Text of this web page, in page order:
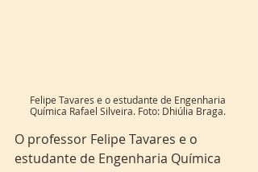
Felipe Tavares e o estudante de Engenharia
Química Rafael Silveira. Foto: Dhiúlia Braga.
O professor Felipe Tavares e o
estudante de Engenharia Química